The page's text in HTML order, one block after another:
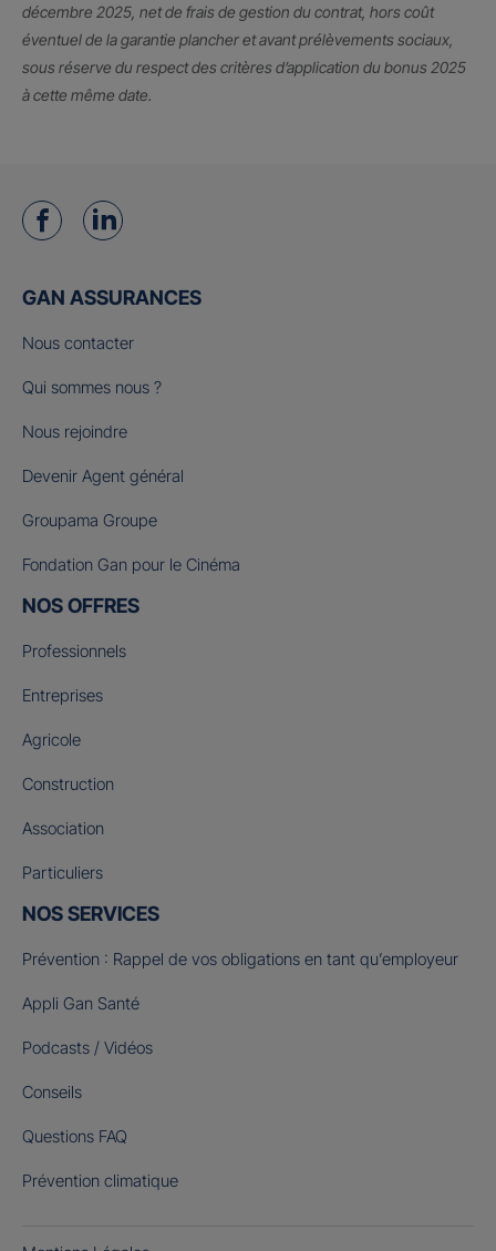
décembre 2025, net de frais de gestion du contrat, hors coût
éventuel de la garantie plancher et avant prélèvements sociaux,
sous réserve du respect des critères d’application du bonus 2025
à cette même date.
GAN ASSURANCES
Nous contacter
Qui sommes nous ?
Nous rejoindre
Devenir Agent général
Groupama Groupe
Fondation Gan pour le Cinéma
NOS OFFRES
Professionnels
Entreprises
Agricole
Construction
Association
Particuliers
NOS SERVICES
Prévention : Rappel de vos obligations en tant qu’employeur
Appli Gan Santé
Podcasts / Vidéos
Conseils
Questions FAQ
Prévention climatique